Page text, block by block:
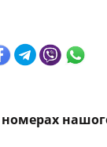
номерах